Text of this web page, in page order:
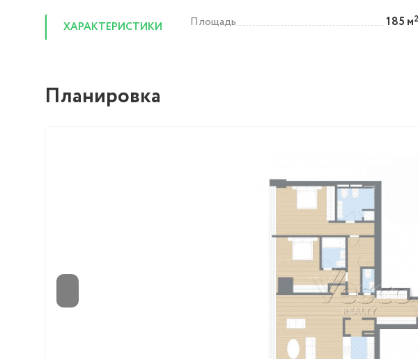
ХАРАКТЕРИСТИКИ Площадь 185 м2
Планировка